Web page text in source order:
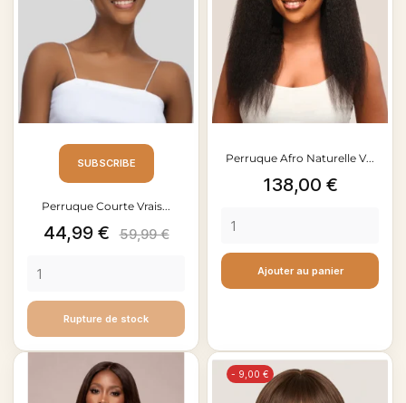
SUBSCRIBE
Perruque Courte Vrais...
Prix
44,99 € Prix
59,99 €
Rupture de stock
Perruque Afro Naturelle V...
Prix
138,00 €
Ajouter au panier
- 9,00 €